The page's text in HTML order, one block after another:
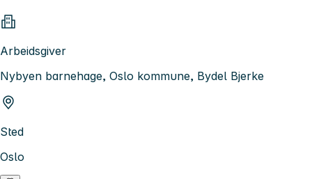
Arbeidsgiver
Nybyen barnehage, Oslo kommune, Bydel Bjerke
Sted
Oslo